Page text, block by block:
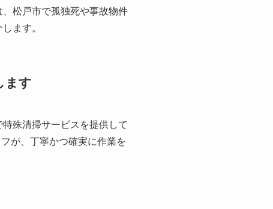
松戸市で孤独死や事故物件
ます。
ます
殊清掃サービスを提供して
が、丁寧かつ確実に作業を